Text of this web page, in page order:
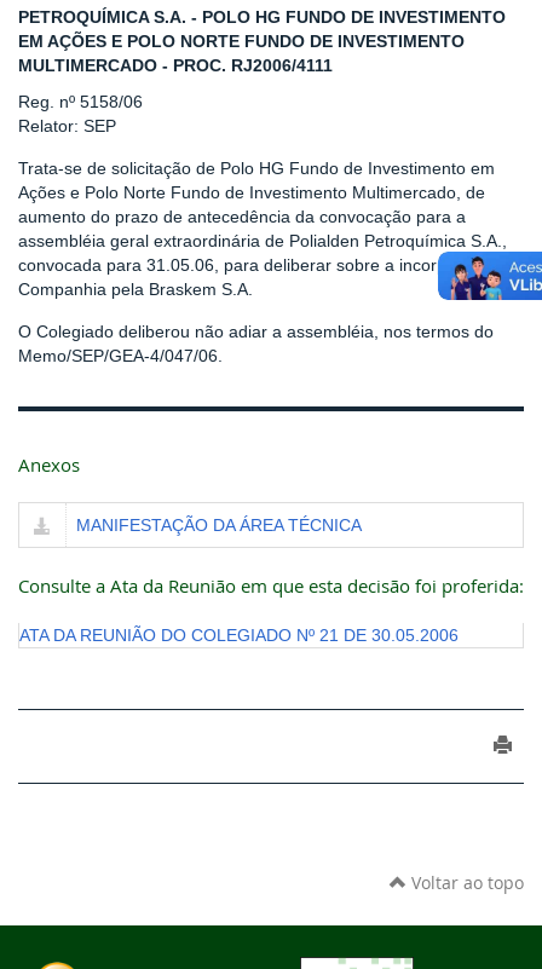
PETROQUÍMICA S.A. - POLO HG FUNDO DE INVESTIMENTO
EM AÇÕES E POLO NORTE FUNDO DE INVESTIMENTO
MULTIMERCADO - PROC. RJ2006/4111
Reg. nº 5158/06
Relator: SEP
Trata-se de solicitação de Polo HG Fundo de Investimento em
Ações e Polo Norte Fundo de Investimento Multimercado, de
aumento do prazo de antecedência da convocação para a
assembléia geral extraordinária de Polialden Petroquímica S.A.,
convocada para 31.05.06, para deliberar sobre a incorporação da
Companhia pela Braskem S.A.
O Colegiado deliberou não adiar a assembléia, nos termos do
Memo/SEP/GEA-4/047/06.
Anexos
MANIFESTAÇÃO DA ÁREA TÉCNICA
Consulte a Ata da Reunião em que esta decisão foi proferida:
ATA DA REUNIÃO DO COLEGIADO Nº 21 DE 30.05.2006
Voltar ao topo